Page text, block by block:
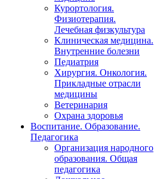
Курортология.
Физиотерапия.
Лечебная физкультура
Клиническая медицина.
Внутренние болезни
Педиатрия
Хирургия. Онкология.
Прикладные отрасли
медицины
Ветеринария
Охрана здоровья
Воспитание. Образование.
Педагогика
Организация народного
образования. Общая
педагогика